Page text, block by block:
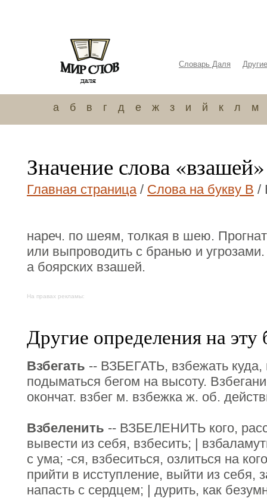
Словарь Даля
а б в г д е ж з и й к л м
Значение слова «взашей»
Главная страница/ Слова на букву В /
нареч. по шеям, толкая в шею.
или выпроводить с бранью и
а боярских взашей.
На правах рекламы:
Другие определения на эту
Взбегать -- ВЗБЕГАТЬ, взбежать куда,
подыматься бегом на высоту.
окончат. взбег м. взбежка ж. об.
Взбеленить -- ВЗБЕЛЕНИТЬ кого,
вывести из себя, взбесить; |
с ума; -ся, взбеситься, озлиться на
прийти в исступление, выйти из себя,
напасть с сердцем; | дурить, как